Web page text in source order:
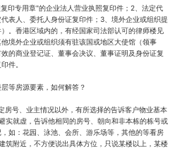
印专用章"的企业法人营业执照复印件；2、法定代
表人、委托人身份证复印件；3、境外企业或组织提
。香港区域内的，有经国家司法部认可的律师楼见
境外企业或组织须有驻该国或地区大使馆（领事
的商业登记证、董事会决议、董事证明及身份证复
件。
等房源要素，如何解答？
房号、业主情况以外，有所选择的告诉客户物业基本
实就虚，告诉他相同的房号、朝向和非本栋的栋号或
如：花园、泳池、会所、游乐场等，其他的等看房
筑附近，不方便说出具体方位，只说某楼以上，某楼